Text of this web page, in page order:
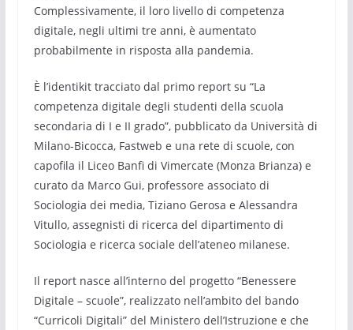
Complessivamente, il loro livello di competenza
digitale, negli ultimi tre anni, è aumentato
probabilmente in risposta alla pandemia.
È l’identikit tracciato dal primo report su “La
competenza digitale degli studenti della scuola
secondaria di I e II grado”, pubblicato da Università di
Milano-Bicocca, Fastweb e una rete di scuole, con
capofila il Liceo Banfi di Vimercate (Monza Brianza) e
curato da Marco Gui, professore associato di
Sociologia dei media, Tiziano Gerosa e Alessandra
Vitullo, assegnisti di ricerca del dipartimento di
Sociologia e ricerca sociale dell’ateneo milanese.
Il report nasce all’interno del progetto “Benessere
Digitale – scuole”, realizzato nell’ambito del bando
“Curricoli Digitali” del Ministero dell’Istruzione e che